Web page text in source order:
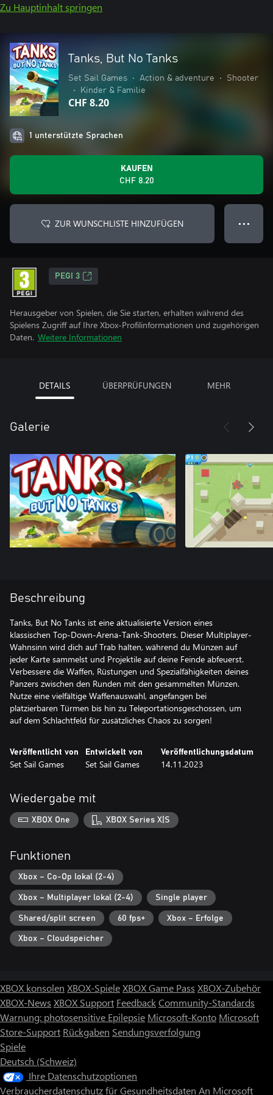
Zu Hauptinhalt springen
Tanks, But No Tanks
Set Sail Games • Action & adventure •
Shooter
•
Kinder & Familie
CHF 8.20
1 unterstützte Sprachen
KAUFEN
CHF 8.20
ZUR WUNSCHLISTE HINZUFÜGEN ● ● ●
PEGI 3
Herausgeber von Spielen, die Sie starten, erhalten während des
Spielens Zugriff auf Ihre Xbox-Profilinformationen und zugehörigen
Daten. Weitere Informationen
DETAILS ÜBERPRÜFUNGEN MEHR
Galerie
Beschreibung
Tanks, But No Tanks ist eine aktualisierte Version eines
klassischen Top-Down-Arena-Tank-Shooters. Dieser Multiplayer-
Wahnsinn wird dich auf Trab halten, während du Münzen auf
jeder Karte sammelst und Projektile auf deine Feinde abfeuerst.
Verbessere die Waffen, Rüstungen und Spezialfähigkeiten deines
Panzers zwischen den Runden mit den gesammelten Münzen.
Nutze eine vielfältige Waffenauswahl, angefangen bei
platzierbaren Türmen bis hin zu Teleportationsgeschossen, um
auf dem Schlachtfeld für zusätzliches Chaos zu sorgen!
Veröffentlicht von
Set Sail Games
Entwickelt von
Set Sail Games
Veröffentlichungsdatum
14.11.2023
Wiedergabe mit
XBOX One XBOX Series X|S
Funktionen
Xbox – Co-Op lokal (2-4)
Xbox – Multiplayer lokal (2-4) Single player
Shared/split screen 60 fps+ Xbox – Erfolge
Xbox – Cloudspeicher
XBOX konsolen XBOX-SpieleXBOX Game Pass XBOX-Zubehör
XBOX-News XBOX Support FeedbackCommunity-Standards
Warnung: photosensitive Epilepsie Microsoft-Konto Microsoft
Store-Support Rückgaben Sendungsverfolgung
Spiele
Deutsch (Schweiz)
Ihre Datenschutzoptionen
Verbraucherdatenschutz für Gesundheitsdaten An Microsoft